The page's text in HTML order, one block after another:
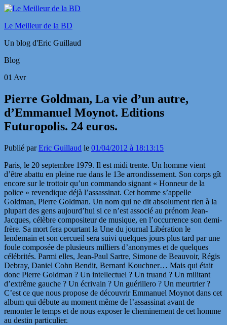
Le Meilleur de la BD
Un blog d'Eric Guillaud
Blog
01 Avr
Pierre Goldman, La vie d’un autre,
d’Emmanuel Moynot. Editions
Futuropolis. 24 euros.
Publié parEric Guillaud le 01/04/2012 à 18:13:15
Paris, le 20 septembre 1979. Il est midi trente. Un homme vient
d’être abattu en pleine rue dans le 13e arrondissement. Son corps gît
encore sur le trottoir qu’un commando signant « Honneur de la
police » revendique déjà l’assassinat. Cet homme s’appelle
Goldman, Pierre Goldman. Un nom qui ne dit absolument rien à la
plupart des gens aujourd’hui si ce n’est associé au prénom Jean-
Jacques, célèbre compositeur de musique, en l’occurrence son demi-
frère. Sa mort fera pourtant la Une du journal Libération le
lendemain et son cercueil sera suivi quelques jours plus tard par une
foule composée de plusieurs milliers d’anonymes et de quelques
célébrités. Parmi elles, Jean-Paul Sartre, Simone de Beauvoir, Régis
Debray, Daniel Cohn Bendit, Bernard Kouchner… Mais qui était
donc Pierre Goldman ? Un intellectuel ? Un truand ? Un militant
d’extrême gauche ? Un écrivain ? Un guérillero ? Un meurtrier ?
C’est ce que nous propose de découvrir Emmanuel Moynot dans cet
album qui débute au moment même de l’assassinat avant de
remonter le temps et de nous exposer le cheminement de cet homme
au destin particulier.